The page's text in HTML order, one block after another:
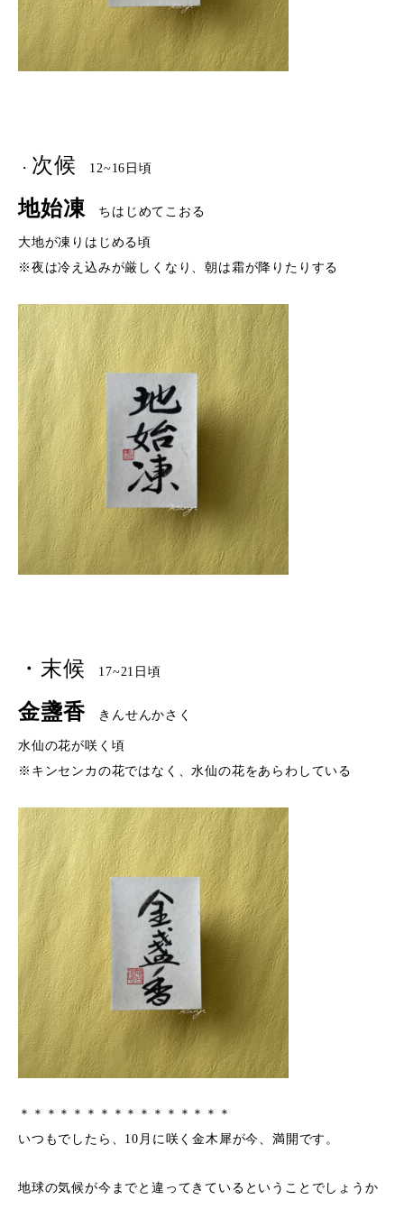
・ 次候 12~16日頃
地始凍ちはじめてこおる
大地が凍りはじめる頃
※夜は冷え込みが厳しくなり、朝は霜が降りたりする
・末候 17~21日頃
金盞香きんせんかさく
水仙の花が咲く頃
※キンセンカの花ではなく、水仙の花をあらわしている
＊＊＊＊＊＊＊＊＊＊＊＊＊＊＊＊
いつもでしたら、10月に咲く金木犀が今、満開です。
地球の気候が今までと違ってきているということでしょうか